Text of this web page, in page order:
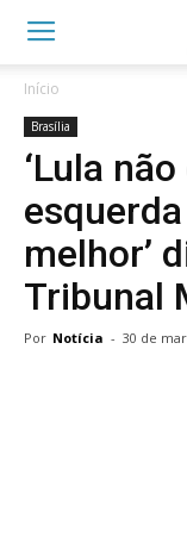
Início
Brasília
‘Lula
melhor’
Tribunal
Por Notícia - 30 de